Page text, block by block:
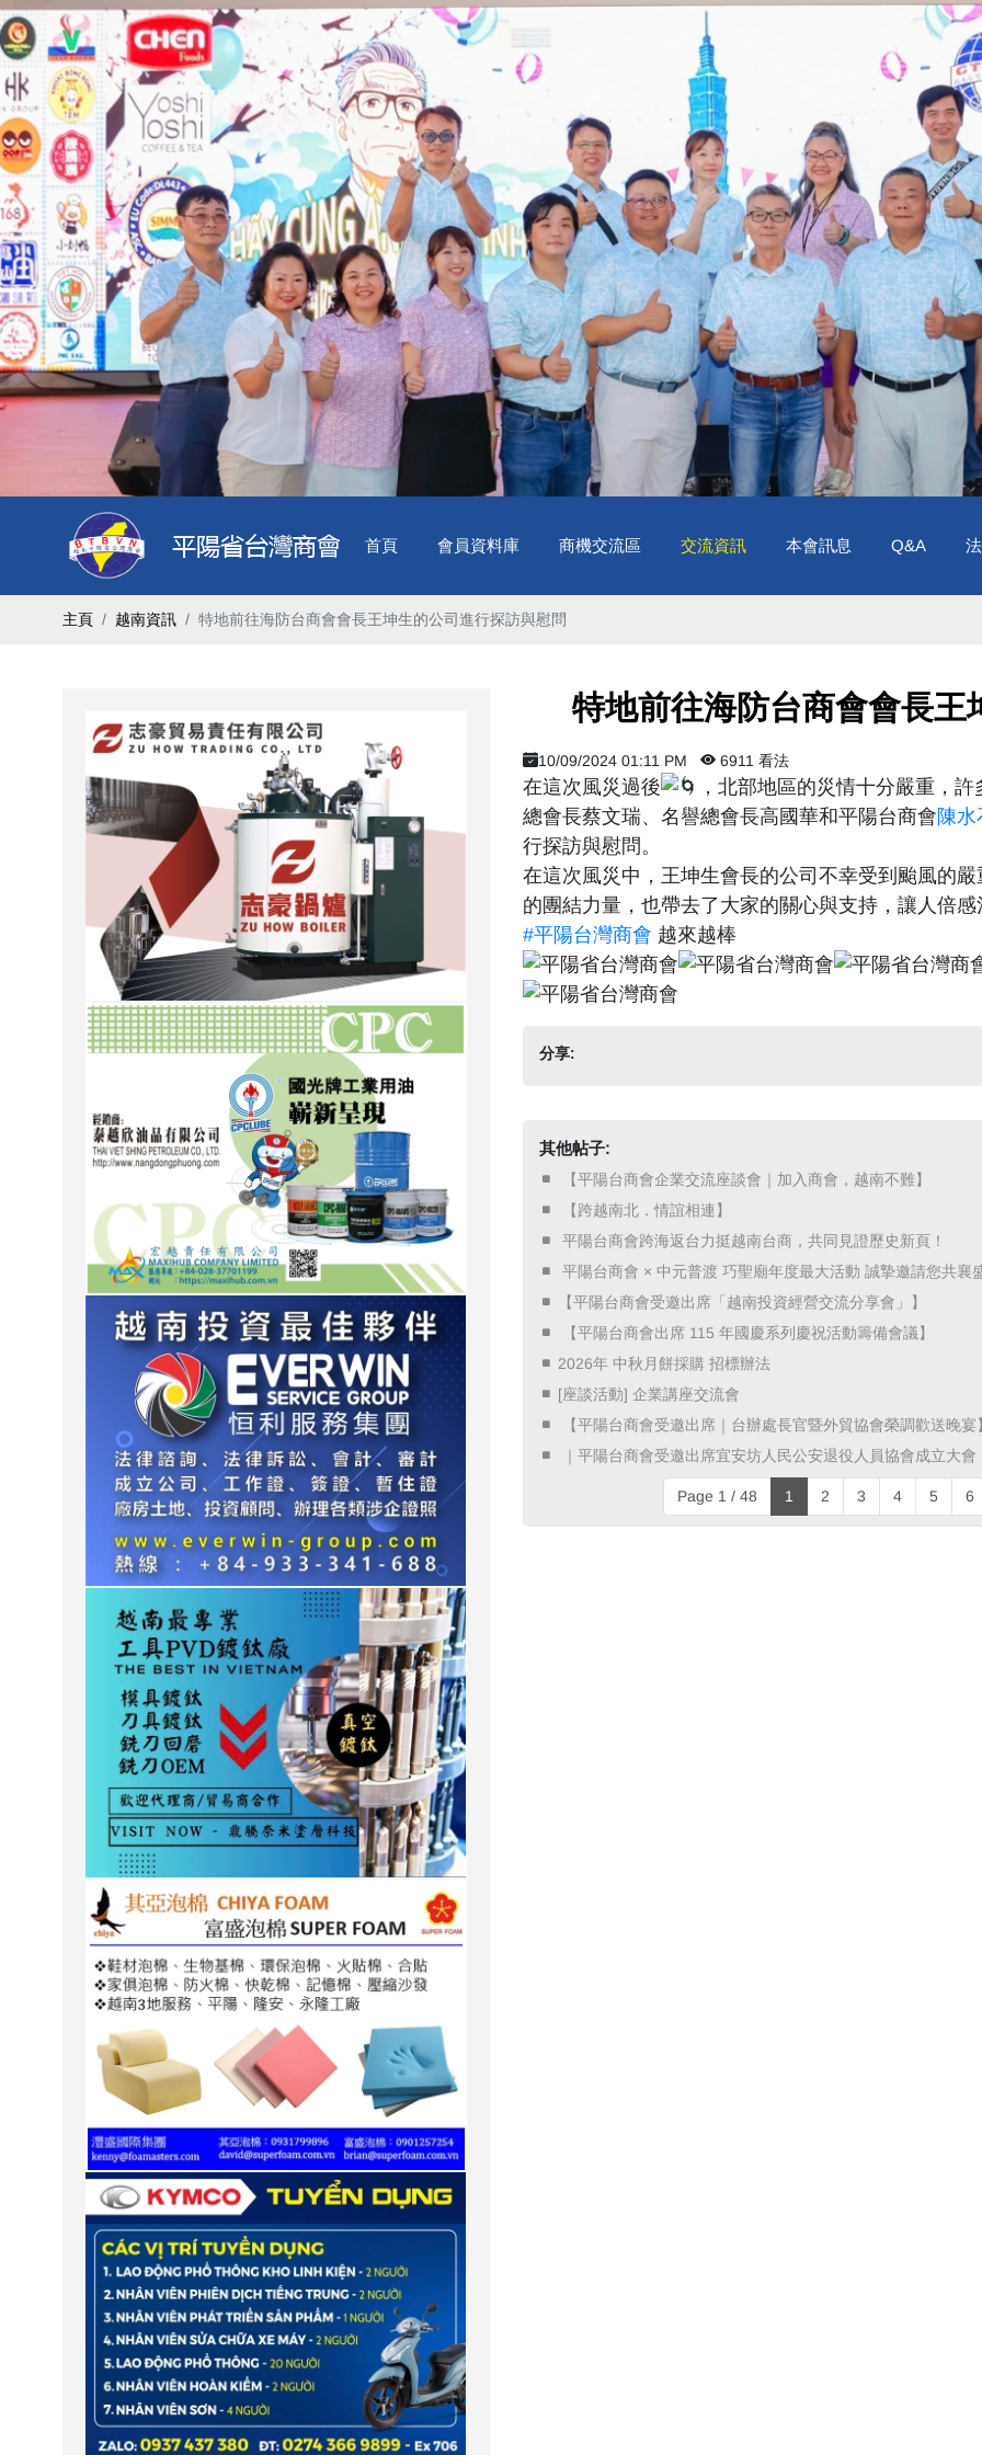
首頁 會員資料庫 商機交流區 交流資訊 本會訊息 Q&A
主頁 越南資訊 特地前往海防台商會會長王坤生的公司進行探訪與慰問
特地前往海防台商會會長王
10/09/2024 01:11 PM 6911 看法
在這次風災過後
，北部地區的災情十分嚴重，
總會長蔡文瑞、名譽總會長高國華和平陽台商會陳水
行探訪與慰問。
在這次風災中，王坤生會長的公司不幸受到颱風的
的團結力量，也帶去了大家的關心與支持，讓人倍感
#平陽台灣商會 越來越棒
分享:
其他帖子:
​ 【平陽台商會企業交流座談會｜加入商會，越南不難】 ​
​ 【跨越南北．情誼相連】 ​
​ 平陽台商會跨海返台力挺越南台商，共同見證歷史新頁！ ​
平陽台商會 × 中元普渡 巧聖廟年度最大活動 誠摯邀請您共襄
【平陽台商會受邀出席「越南投資經營交流分享會」】
​ 【平陽台商會出席 115 年國慶系列慶祝活動籌備會議】 ​
2026年 中秋月餅採購 招標辦法
[座談活動] 企業講座交流會
【平陽台商會受邀出席｜台辦處長官暨外貿協會榮調歡送晚宴
｜平陽台商會受邀出席宜安坊人民公安退役人員協會成立大
Page 1 / 48 1 2 3 4 5 6